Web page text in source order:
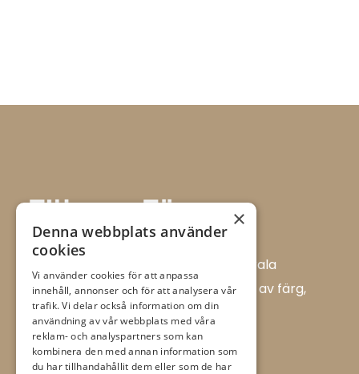
Allt i Färg AB är en färghandel i centrala
Ulricehamn med ett brett sortiment av färg,
tapet och tillbehör.
Flügger Färg, Allt i Färg
Boråsvägen 17 D
×
Denna webbplats använder
cookies
Vi använder cookies för att anpassa
innehåll, annonser och för att analysera vår
trafik. Vi delar också information om din
användning av vår webbplats med våra
reklam- och analyspartners som kan
kombinera den med annan information som
du har tillhandahållit dem eller som de har